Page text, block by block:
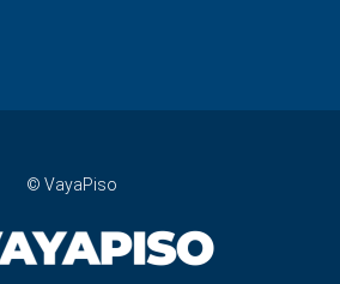
© VayaPiso